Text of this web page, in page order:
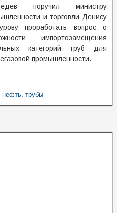
поручил министру
и торговли Денису
проработать вопрос о
импортозамещения
категорий труб для
промышленности.
нефть, трубы